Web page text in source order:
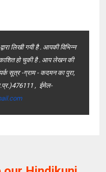
लिखी गयी है . आपकी विभिन्न
हो चुकी है . आप लेखन की
सूत्र -ग्राम - कदमन का पुरा,
, ईमेल-
com